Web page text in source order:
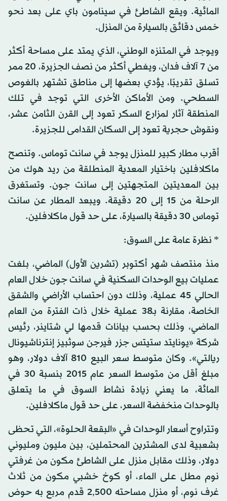
المائية. ويقع الشاطئ في سينامون باي على بعد نحو
خمس دقائق بالسيارة من المنزل.
ويوجد في المتنزه الوطني، الذي يمتد على مساحة أكثر
من 7 آلاف فدان، ويغطي أكثر من نصف الجزيرة، 20 ممر
تسلق تقريبًا، يؤدي بعضها إلى مناطق تشتهر بالغوص
السطحي. ومن الأماكن الأخرى التي توجد في تلك
المنطقة آثار لمزارع السكر تعود إلى القرن الثامن عشر،
ونقوش حجرية تعود إلى السكان القدامى للجزيرة.
أقرب مطار كبير للمنزل يوجد في سانت توماس. وتنصح
ماكلافلين باختيار المعدية المنطلقة من ريد هوك من
بين المعديتين المتجهتين إلى سانت جون. وتستغرق
الرحلة من 15 إلى 20 دقيقة. ويبعد المطار عن سانت
توماس 30 دقيقة بالسيارة، على حد قول ماكلافلين.
* نظرة عامة على السوق:
منذ منتصف شهر أكتوبر (تشرين الأول) الماضي، بلغت
عمليات بيع الوحدات السكنية في سانت جون خلال العام
الحالي 45 عملية، وذلك دون احتساب الأراضي والشقق
الخاصة، مقارنة بـ38 عملية خلال ذات الفترة من العام
الماضي، وذلك بحسب بيانات قدمها لي شتاينر، رئيس
شركة «يونايتد ستيتس جزر فيرجن سوثبيز إنترناشيونال
ريالتي». وكان متوسط سعر البيع 810 آلاف دولار، وهو
مبلغ أقل من متوسط السعر عام 2015 بنسبة 30 في
المائة، ما يعني زيادة نشاط السوق في ما يتعلق
بالوحدات منخفضة السعر، على حد قول ماكلافلين.
وتتراوح أسعار الوحدات في «البقعة الحلوة»، التي تحظى
بشعبية لدى المشترين المحتملين، بين مليون ومليوني
دولار، وذلك مقابل منزل على الشاطئ مكون من غرفتي
نوم مطل على الماء، أو كوخ خشبي مكون من ثلاث
غرف نوم، أو منزل مساحته 2,500 قدم مربع به حوض